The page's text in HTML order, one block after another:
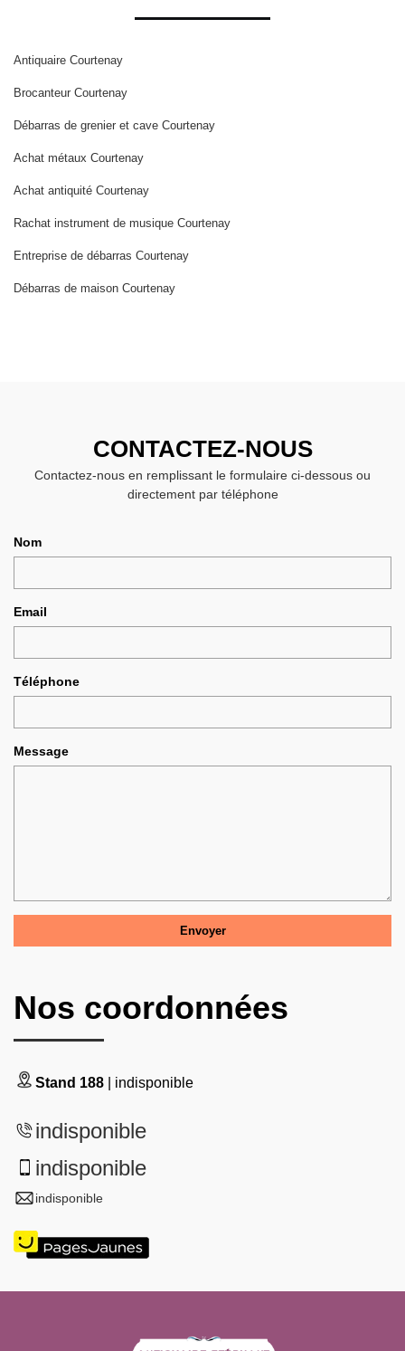
Antiquaire Courtenay
Brocanteur Courtenay
Débarras de grenier et cave Courtenay
Achat métaux Courtenay
Achat antiquité Courtenay
Rachat instrument de musique Courtenay
Entreprise de débarras Courtenay
Débarras de maison Courtenay
CONTACTEZ-NOUS
Contactez-nous en remplissant le formulaire ci-dessous ou
directement par téléphone
Nom
Email
Téléphone
Message
Nos coordonnées
Stand 188 | indisponible
indisponible
indisponible
indisponible